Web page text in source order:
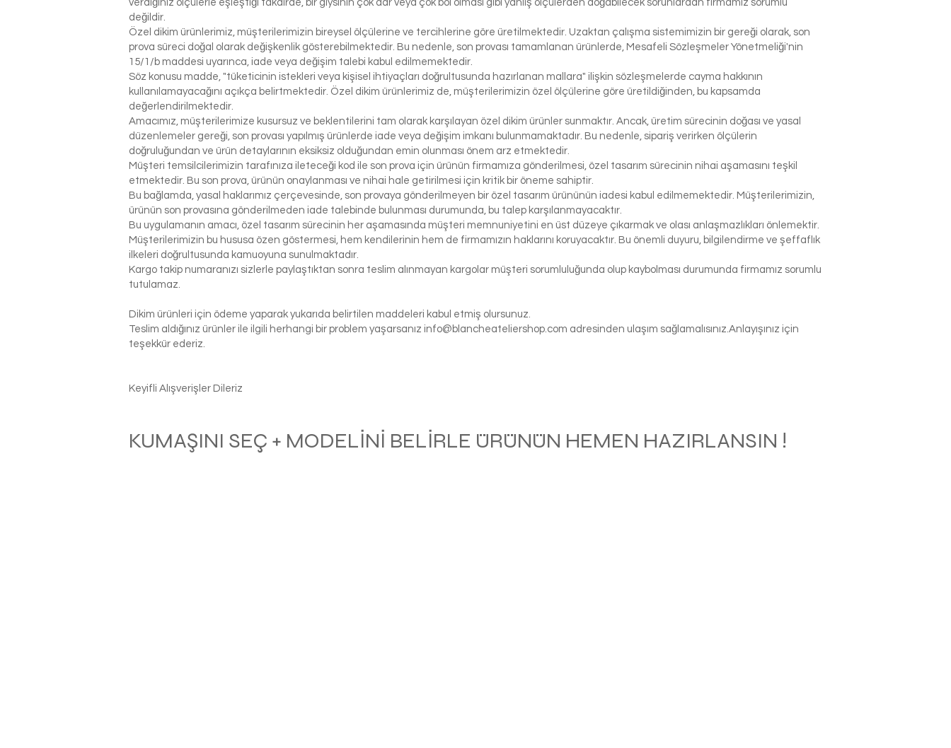
verdiğiniz ölçülerle eşleştiği takdirde, bir giysinin çok dar veya çok bol olması gibi yanlış ölçülerden doğabilecek sorunlardan firmamız sorumlu
değildir.
Özel dikim ürünlerimiz, müşterilerimizin bireysel ölçülerine ve tercihlerine göre üretilmektedir. Uzaktan çalışma sistemimizin bir gereği olarak, son
prova süreci doğal olarak değişkenlik gösterebilmektedir. Bu nedenle, son provası tamamlanan ürünlerde, Mesafeli Sözleşmeler Yönetmeliği'nin
15/1/b maddesi uyarınca, iade veya değişim talebi kabul edilmemektedir.
Söz konusu madde, "tüketicinin istekleri veya kişisel ihtiyaçları doğrultusunda hazırlanan mallara" ilişkin sözleşmelerde cayma hakkının
kullanılamayacağını açıkça belirtmektedir. Özel dikim ürünlerimiz de, müşterilerimizin özel ölçülerine göre üretildiğinden, bu kapsamda
değerlendirilmektedir.
Amacımız, müşterilerimize kusursuz ve beklentilerini tam olarak karşılayan özel dikim ürünler sunmaktır. Ancak, üretim sürecinin doğası ve yasal
düzenlemeler gereği, son provası yapılmış ürünlerde iade veya değişim imkanı bulunmamaktadır. Bu nedenle, sipariş verirken ölçülerin
doğruluğundan ve ürün detaylarının eksiksiz olduğundan emin olunması önem arz etmektedir.
Müşteri temsilcilerimizin tarafınıza ileteceği kod ile son prova için ürünün firmamıza gönderilmesi, özel tasarım sürecinin nihai aşamasını teşkil
etmektedir. Bu son prova, ürünün onaylanması ve nihai hale getirilmesi için kritik bir öneme sahiptir.
Bu bağlamda, yasal haklarımız çerçevesinde, son provaya gönderilmeyen bir özel tasarım ürününün iadesi kabul edilmemektedir. Müşterilerimizin,
ürünün son provasına gönderilmeden iade talebinde bulunması durumunda, bu talep karşılanmayacaktır.
Bu uygulamanın amacı, özel tasarım sürecinin her aşamasında müşteri memnuniyetini en üst düzeye çıkarmak ve olası anlaşmazlıkları önlemektir.
Müşterilerimizin bu hususa özen göstermesi, hem kendilerinin hem de firmamızın haklarını koruyacaktır. Bu önemli duyuru, bilgilendirme ve şeffaflık
ilkeleri doğrultusunda kamuoyuna sunulmaktadır.
Kargo takip numaranızı sizlerle paylaştıktan sonra teslim alınmayan kargolar müşteri sorumluluğunda olup kaybolması durumunda firmamız sorumlu
tutulamaz.
Dikim ürünleri için ödeme yaparak yukarıda belirtilen maddeleri kabul etmiş olursunuz.
Teslim aldığınız ürünler ile ilgili herhangi bir problem yaşarsanız info@blancheateliershop.com adresinden ulaşım sağlamalısınız.Anlayışınız için
teşekkür ederiz.
Keyifli Alışverişler Dileriz
KUMAŞINI SEÇ + MODELİNİ BELİRLE ÜRÜNÜN HEMEN HAZIRLANSIN !